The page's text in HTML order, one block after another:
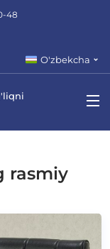
48
O'zbekcha
rasmiy